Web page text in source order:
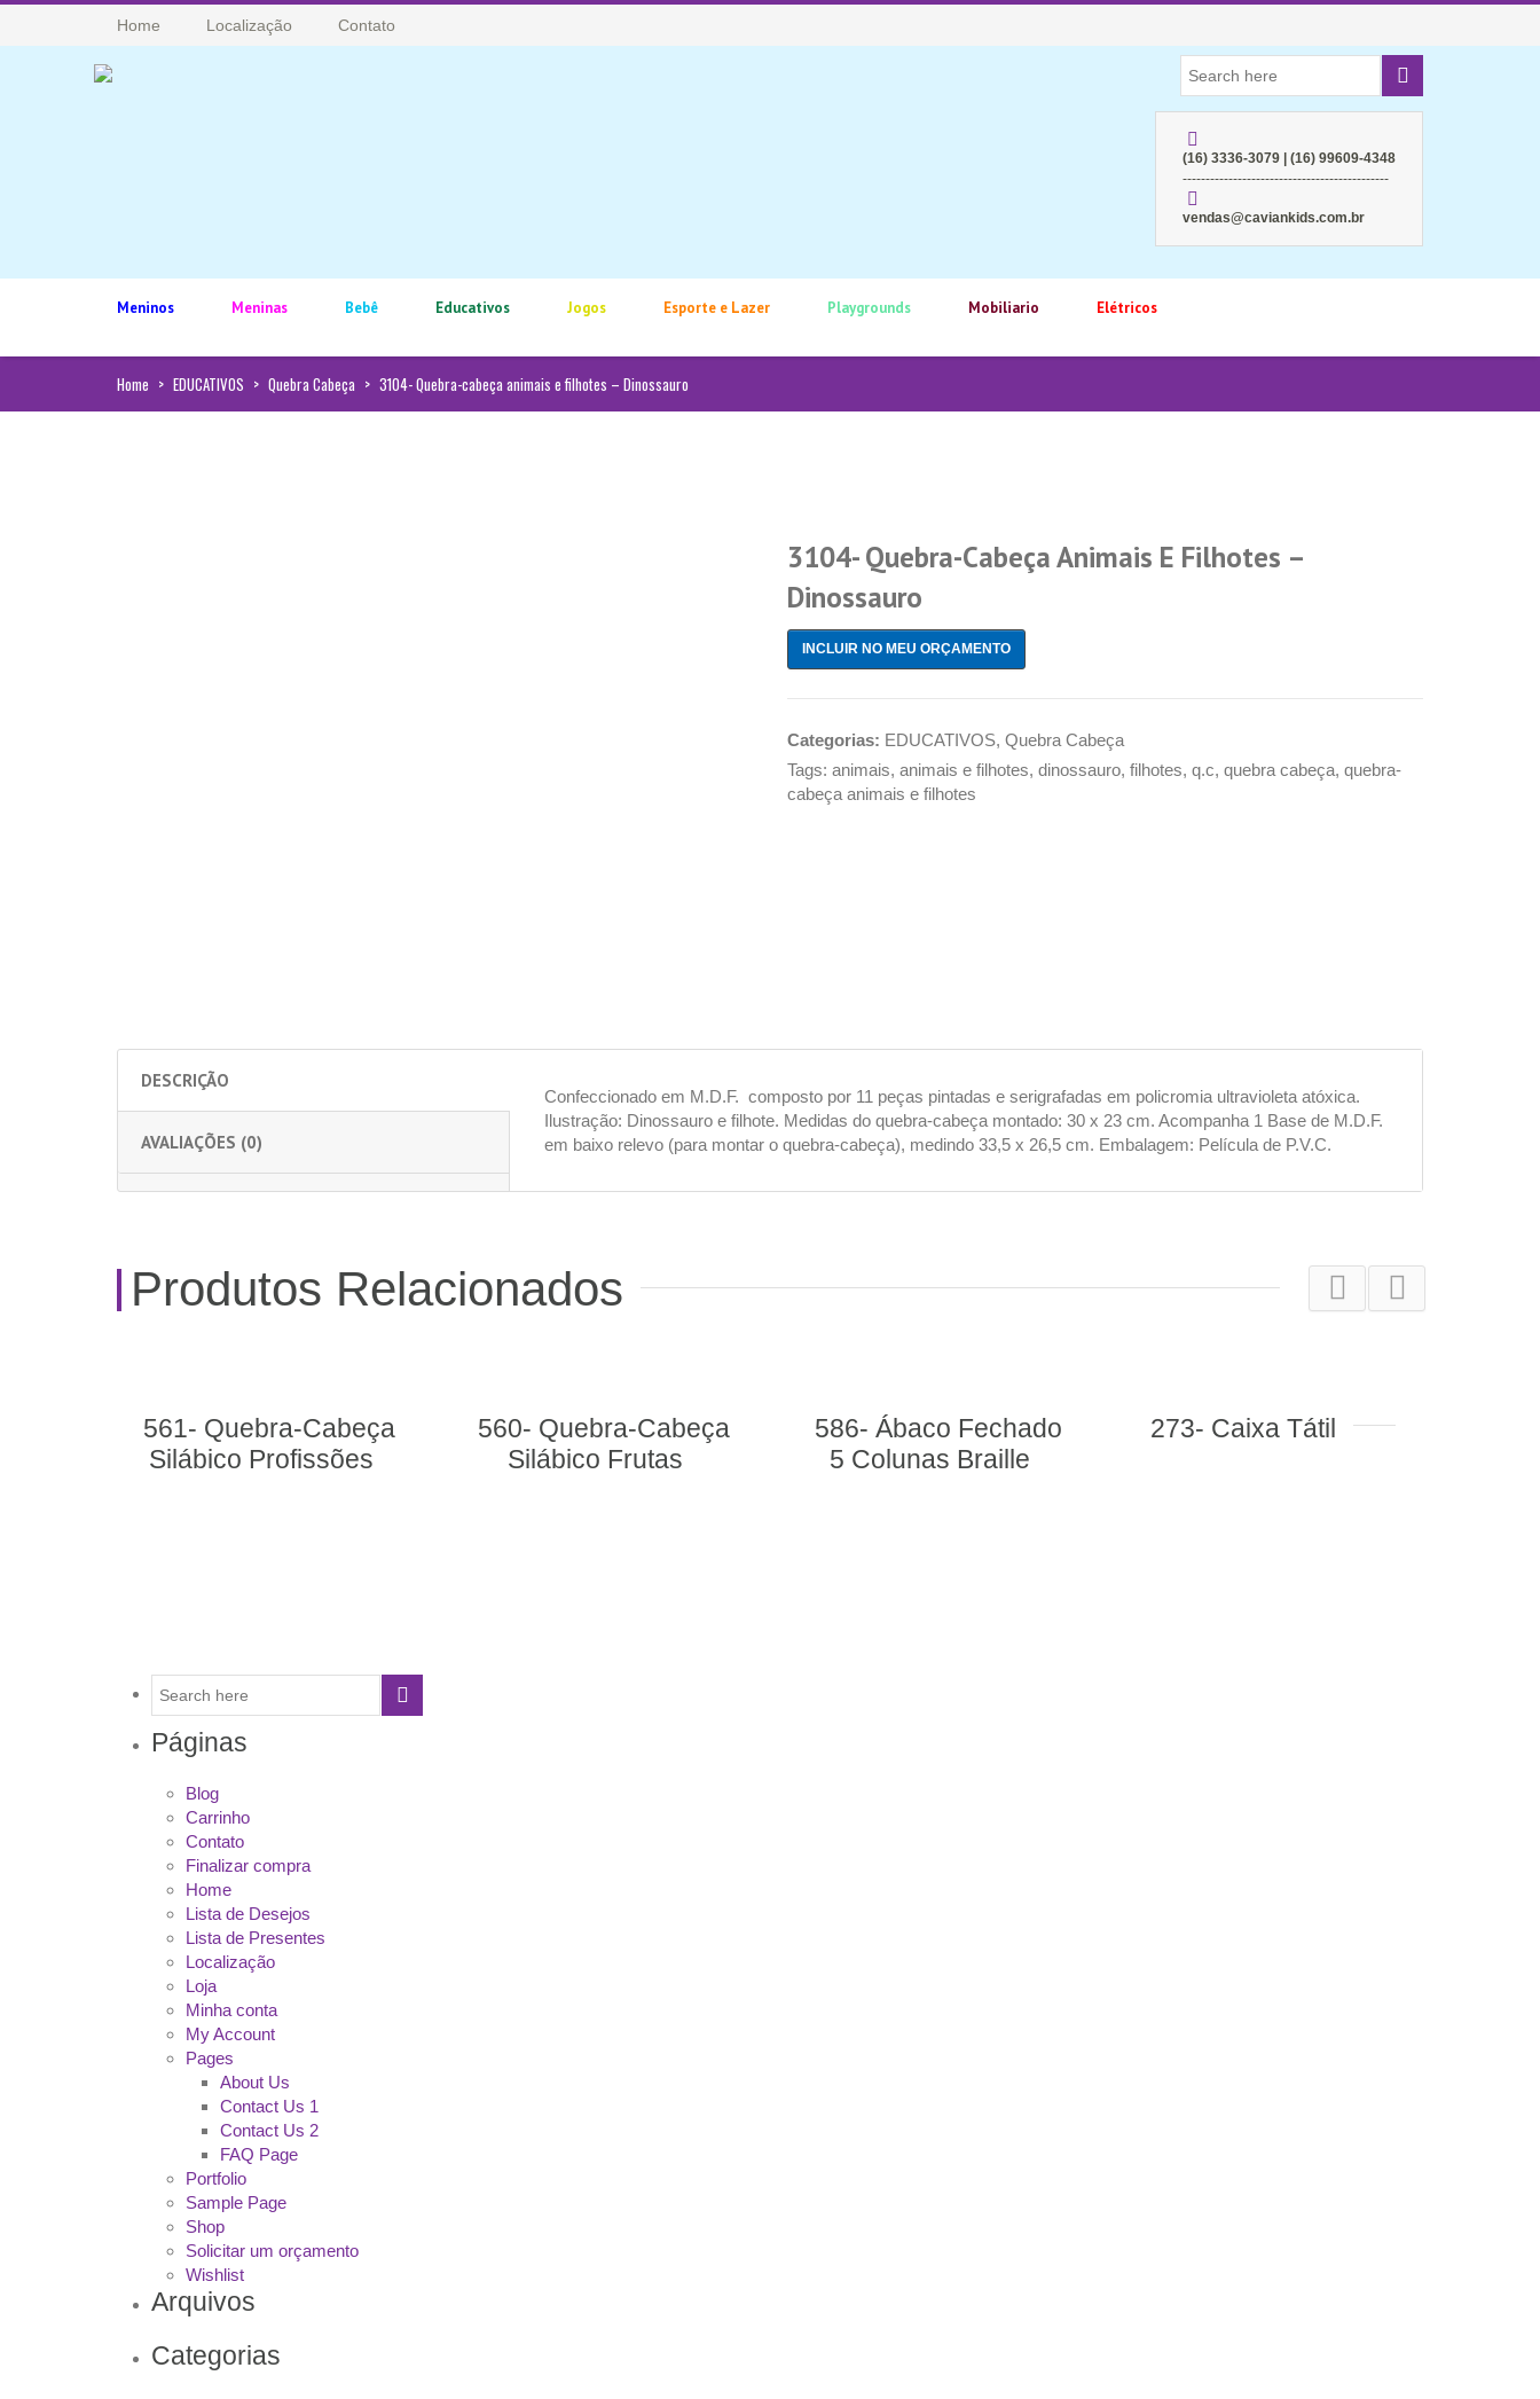
Home Localização Contato
(16) 3336-3079 | (16) 99609-4348
---------------------------------------------
vendas@caviankids.com.br
Meninos Meninas Bebê Educativos Jogos Esporte e Lazer Playgrounds Mobiliario Elétricos
Home > EDUCATIVOS > Quebra Cabeça > 3104- Quebra-cabeça animais e filhotes – Dinossauro
3104- Quebra-Cabeça Animais E Filhotes –
Dinossauro
INCLUIR NO MEU ORÇAMENTO
Categorias: EDUCATIVOS, Quebra Cabeça
Tags: animais, animais e filhotes, dinossauro, filhotes, q.c, quebra cabeça, quebra-
cabeça animais e filhotes
DESCRIÇÃO
AVALIAÇÕES (0)
Confeccionado em M.D.F. composto por 11 peças pintadas e serigrafadas em policromia ultravioleta atóxica.
Ilustração: Dinossauro e filhote. Medidas do quebra-cabeça montado: 30 x 23 cm. Acompanha 1 Base de M.D.F.
em baixo relevo (para montar o quebra-cabeça), medindo 33,5 x 26,5 cm. Embalagem: Película de P.V.C.
Produtos Relacionados
561- Quebra-Cabeça
Silábico Profissões
560- Quebra-Cabeça
Silábico Frutas
586- Ábaco Fechado
5 Colunas Braille
273- Caixa Tátil
Páginas
Blog
Carrinho
Contato
Finalizar compra
Home
Lista de Desejos
Lista de Presentes
Localização
Loja
Minha conta
My Account
Pages
About Us
Contact Us 1
Contact Us 2
FAQ Page
Portfolio
Sample Page
Shop
Solicitar um orçamento
Wishlist
Arquivos
Categorias